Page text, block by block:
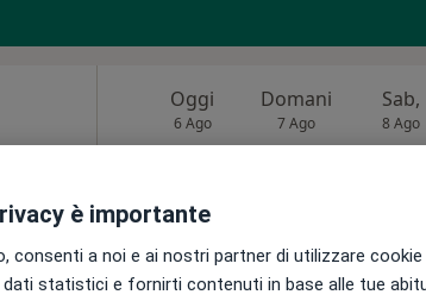
Oggi
6 Ago
Domani
7 Ago
Sab,
8 Ago
Non ci sono agende
Chiedi di attivare le
è importante
consenti a noi e ai nostri partner di utilizzare
statistici e fornirti contenuti in base alle tue